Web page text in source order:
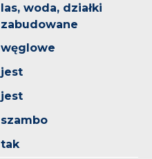
las, woda, działki
zabudowane
węglowe
jest
jest
szambo
tak